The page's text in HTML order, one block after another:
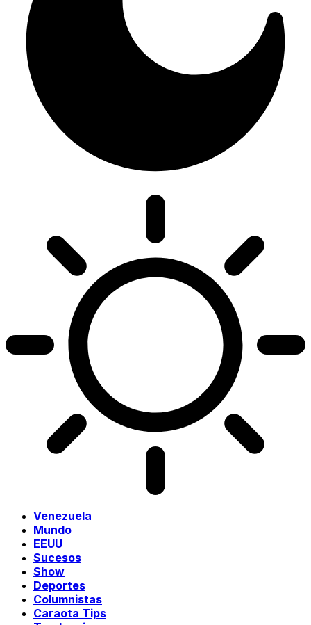
Venezuela
Mundo
EEUU
Sucesos
Show
Deportes
Columnistas
Caraota Tips